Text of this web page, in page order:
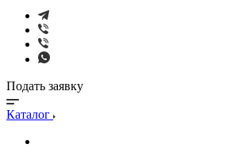
Подать заявку
Каталог